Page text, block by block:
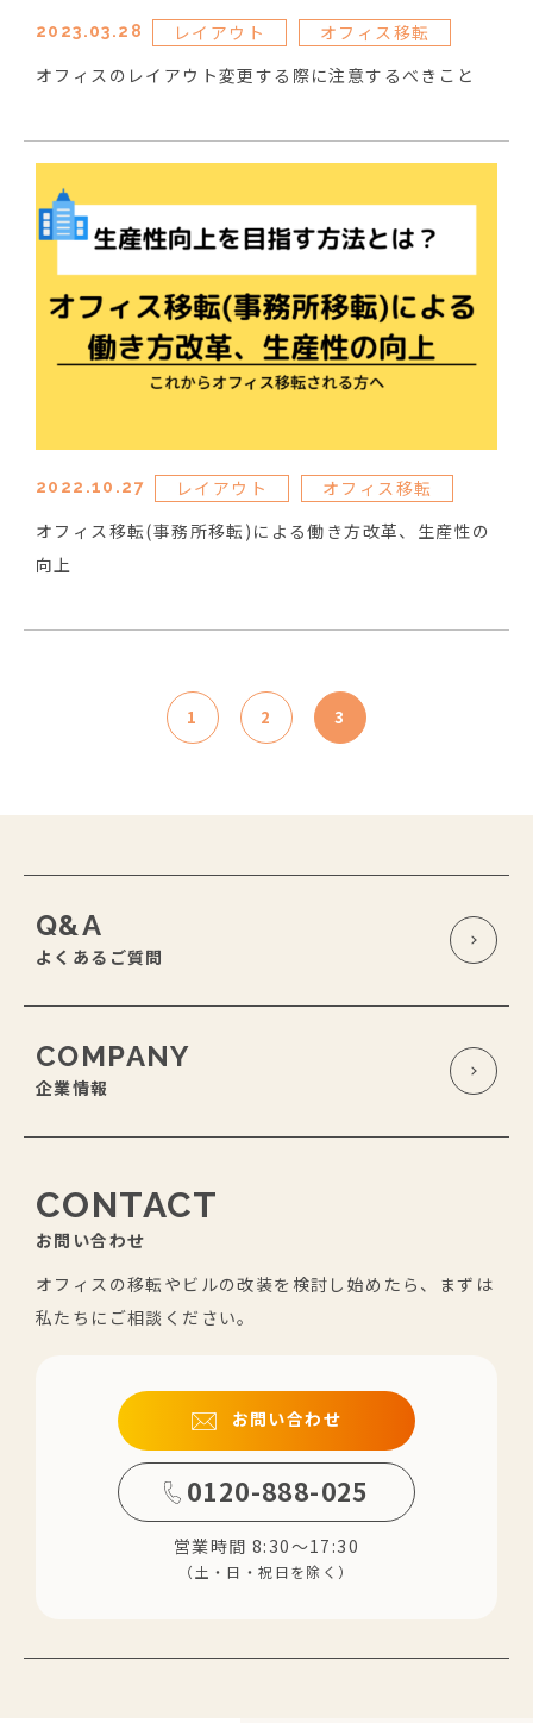
2023.03.28 レイアウト
オフィス移転
オフィスのレイアウト変更する際に注意するべきこと
2022.10.27 レイアウト
オフィス移転
オフィス移転(事務所移転)による働き方改革、生産性の
向上
1 2 3
Q&A
よくあるご質問
COMPANY
企業情報
CONTACT
お問い合わせ
オフィスの移転やビルの改装を検討し始めたら、まずは
私たちにご相談ください。
お問い合わせ
0120-888-025
営業時間 8:30～17:30
（土・日・祝日を除く）